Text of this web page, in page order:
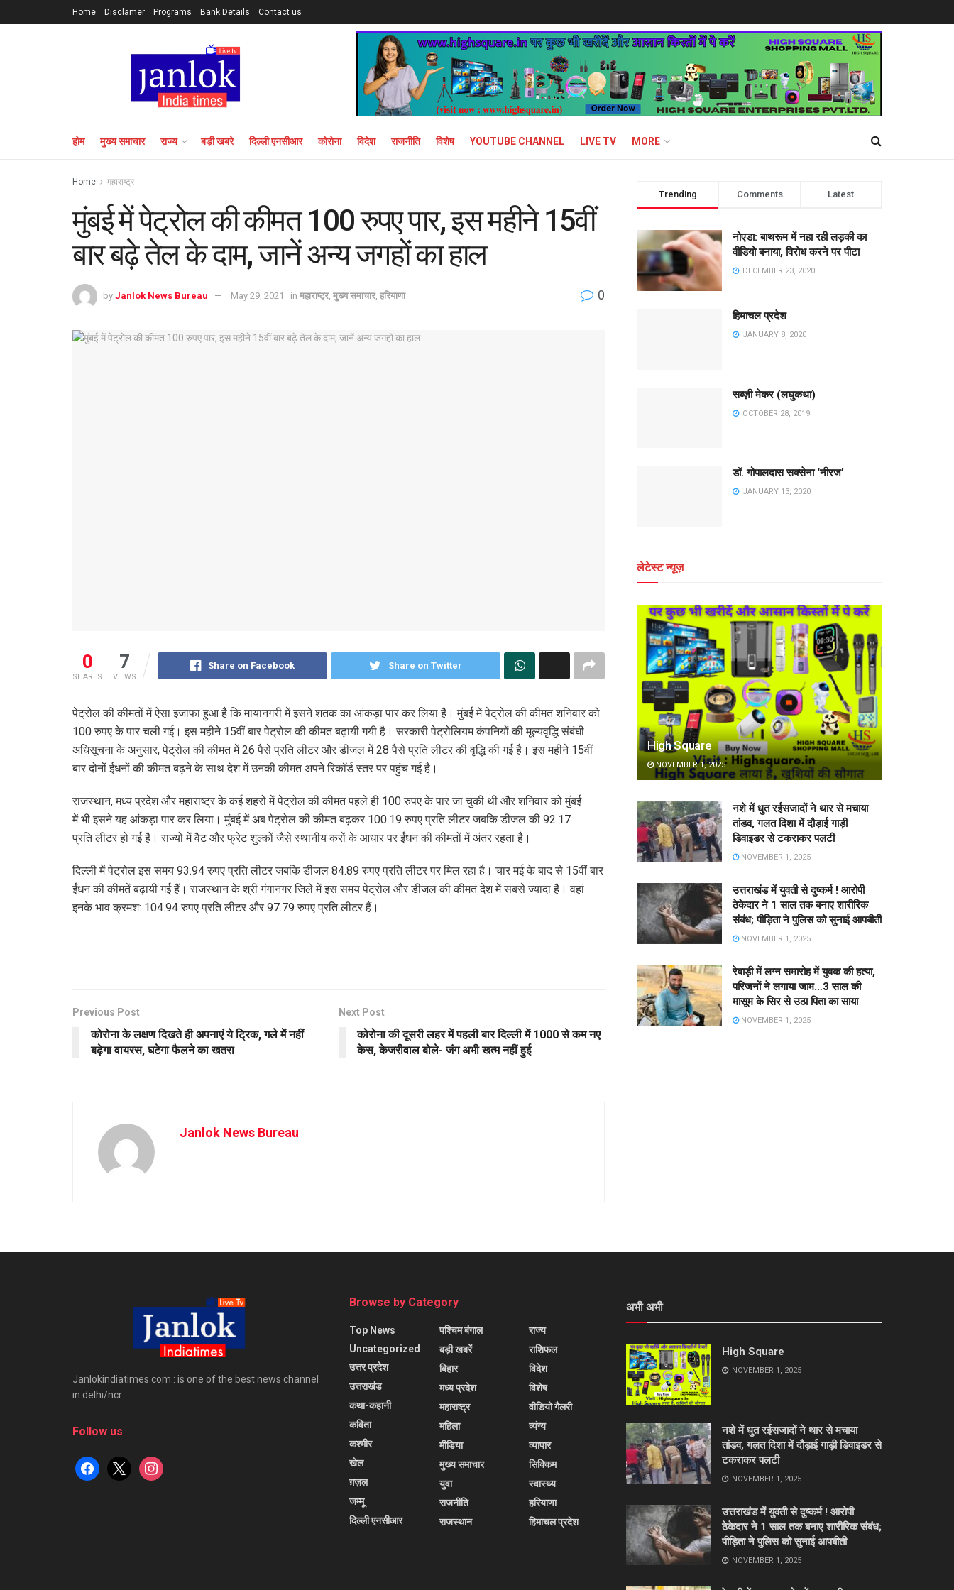
Home Disclamer Programs Bank Details Contact us
होम मुख्य समाचार राज्य बड़ी खबरे दिल्ली एनसीआर कोरोना विदेश राजनीति विशेष YOUTUBE CHANNEL LIVE TV MORE
Home महाराष्ट्र
मुंबई में पेट्रोल की कीमत 100 रुपए पार, इस महीने 15वीं
बार बढ़े तेल के दाम, जानें अन्य जगहों का हाल
by Janlok News Bureau May 29, 2021 in महाराष्ट्र, मुख्य समाचार, हरियाणा 0
0
SHARES
7
VIEWS
Share on Facebook Share on Twitter
पेट्रोल की कीमतों में ऐसा इजाफा हुआ है कि मायानगरी में इसने शतक का आंकड़ा पार कर लिया है। मुंबई में पेट्रोल की कीमत शनिवार को
100 रुपए के पार चली गई। इस महीने 15वीं बार पेट्रोल की कीमत बढ़ायी गयी है। सरकारी पेट्रोलियम कंपनियों की मूल्यवृद्धि संबंघी
अधिसूचना के अनुसार, पेट्रोल की कीमत में 26 पैसे प्रति लीटर और डीजल में 28 पैसे प्रति लीटर की वृद्धि की गई है। इस महीने 15वीं
बार दोनों ईंधनों की कीमत बढ़ने के साथ देश में उनकी कीमत अपने रिकॉर्ड स्तर पर पहुंच गई है।
राजस्थान, मध्य प्रदेश और महाराष्ट्र के कई शहरों में पेट्रोल की कीमत पहले ही 100 रुपए के पार जा चुकी थी और शनिवार को मुंबई
में भी इसने यह आंकड़ा पार कर लिया। मुंबई में अब पेट्रोल की कीमत बढ़कर 100.19 रुपए प्रति लीटर जबकि डीजल की 92.17
प्रति लीटर हो गई है। राज्यों में वैट और फ्रेट शुल्कों जैसे स्थानीय करों के आधार पर ईंधन की कीमतों में अंतर रहता है।
दिल्ली में पेट्रोल इस समय 93.94 रुपए प्रति लीटर जबकि डीजल 84.89 रुपए प्रति लीटर पर मिल रहा है। चार मई के बाद से 15वीं बार
ईंधन की कीमतें बढ़ायी गई हैं। राजस्थान के श्री गंगानगर जिले में इस समय पेट्रोल और डीजल की कीमत देश में सबसे ज्यादा है। वहां
इनके भाव क्रमश: 104.94 रुपए प्रति लीटर और 97.79 रुपए प्रति लीटर हैं।
Previous Post
कोरोना के लक्षण दिखते ही अपनाएं ये ट्रिक, गले मेें नहीं
बढ़ेगा वायरस, घटेगा फैलने का खतरा
Next Post
कोरोना की दूसरी लहर में पहली बार दिल्ली में 1000 से कम नए
केस, केजरीवाल बोले- जंग अभी खत्म नहीं हुई
Janlok News Bureau
Trending Comments Latest
नोएडा: बाथरूम में नहा रही लड़की का
वीडियो बनाया, विरोध करने पर पीटा
DECEMBER 23, 2020
हिमाचल प्रदेश
JANUARY 8, 2020
सब्ज़ी मेकर (लघुकथा)
OCTOBER 28, 2019
डॉ. गोपालदास सक्सेना ‘नीरज’
JANUARY 13, 2020
लेटेस्ट न्यूज़
High Square
NOVEMBER 1, 2025
नशे में धुत रईसजादों ने थार से मचाया
तांडव, गलत दिशा में दौड़ाई गाड़ी
डिवाइडर से टकराकर पलटी
NOVEMBER 1, 2025
उत्तराखंड में युवती से दुष्कर्म ! आरोपी
ठेकेदार ने 1 साल तक बनाए शारीरिक
संबंध; पीड़िता ने पुलिस को सुनाई आपबीती
NOVEMBER 1, 2025
रेवाड़ी में लग्न समारोह में युवक की हत्या,
परिजनों ने लगाया जाम…3 साल की
मासूम के सिर से उठा पिता का साया
NOVEMBER 1, 2025
Janlokindiatimes.com : is one of the best news channel
in delhi/ncr
Follow us
facebook
x instagram
Browse by Category
Top News
Uncategorized
उत्तर प्रदेश
उत्तराखंड
कथा-कहानी
कविता
कश्मीर
खेल
ग़ज़ल
जम्मू
दिल्ली एनसीआर
पश्चिम बंगाल
बड़ी खबरें
बिहार
मध्य प्रदेश
महाराष्ट्र
महिला
मीडिया
मुख्य समाचार
युवा
राजनीति
राजस्थान
राज्य
राशिफल
विदेश
विशेष
वीडियो गैलरी
व्यंग्य
व्यापार
सिक्किम
स्वास्थ्य
हरियाणा
हिमाचल प्रदेश
अभी अभी
High Square
NOVEMBER 1, 2025
नशे में धुत रईसजादों ने थार से मचाया
तांडव, गलत दिशा में दौड़ाई गाड़ी डिवाइडर से
टकराकर पलटी
NOVEMBER 1, 2025
उत्तराखंड में युवती से दुष्कर्म ! आरोपी
ठेकेदार ने 1 साल तक बनाए शारीरिक संबंध;
पीड़िता ने पुलिस को सुनाई आपबीती
NOVEMBER 1, 2025